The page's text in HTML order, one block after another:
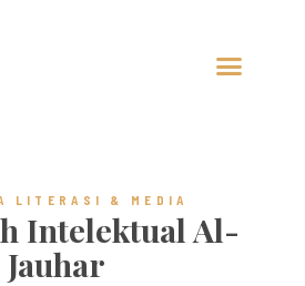
LITERASI & MEDIA
Intelektual Al-
Jauhar